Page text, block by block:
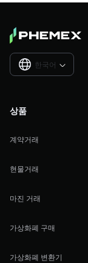
한국어 
상품
계약거래
현물거래
마진 거래
가상화폐 구매
가상화폐 변환기